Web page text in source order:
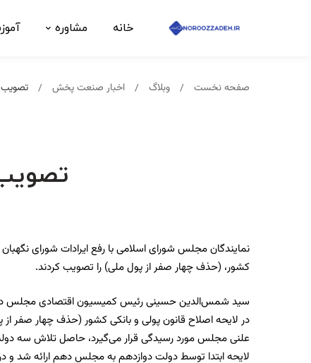
خانه مشاوره
صفحه نخست وبلاگ اخبار صنعت پخش
نمایندگان مجلس شورای اسلامی با رفع ایرادات شورای
کشور، (حذف چهار صفر از پول ملی) را تصویب کردند.
سید شمس‌الدین حسینی رئیس کمیسیون اقتصادی مجلس در
در لایحه اصلاح قانون پولی و بانکی کشور (حذف چهار صفر
علنی مجلس مورد رسیدگی قرار می‌گیرد، حاصل تلاش سه